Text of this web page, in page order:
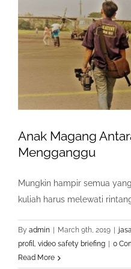
Anak Magang
Mengganggu
Mungkin hampir semua
kuliah harus melewati
By admin March 9th, 2019
profil, video safety briefing
0
Read More